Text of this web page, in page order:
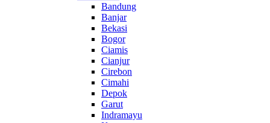
Bandung
Banjar
Bekasi
Bogor
Ciamis
Cianjur
Cirebon
Cimahi
Depok
Garut
Indramayu